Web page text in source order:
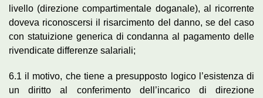
livello (direzione compartimentale doganale), al ricorrente
doveva riconoscersi il risarcimento del danno, se del caso
con statuizione generica di condanna al pagamento delle
rivendicate differenze salariali;
6.1 il motivo, che tiene a presupposto logico l’esistenza di
un diritto al conferimento dell’incarico di direzione